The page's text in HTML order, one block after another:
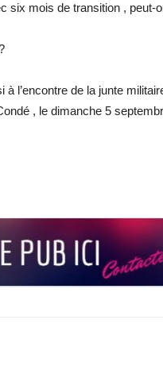
six mois de transition , peut-
l’encontre de la junte
, le dimanche 5